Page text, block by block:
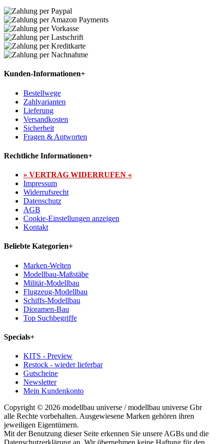
Kunden-Informationen+
Bestellwege
Zahlvarianten
Lieferung
Versandkosten
Sicherheit
Fragen & Antworten
Rechtliche Informationen+
» VERTRAG WIDERRUFEN «
Impressum
Widerrufsrecht
Datenschutz
AGB
Cookie-Einstellungen anzeigen
Kontakt
Beliebte Kategorien+
Marken-Welten
Modellbau-Maßstäbe
Militär-Modellbau
Flugzeug-Modellbau
Schiffs-Modellbau
Dioramen-Bau
Top Suchbegriffe
Specials+
KITS - Preview
Restock - wieder lieferbar
Gutscheine
Newsletter
Mein Kundenkonto
Copyright © 2026 modellbau universe / modellbau universe Gbr
alle Rechte vorbehalten. Ausgewiesene Marken gehören ihren
jeweiligen Eigentümern.
Mit der Benutzung dieser Seite erkennen Sie unsere AGBs und die